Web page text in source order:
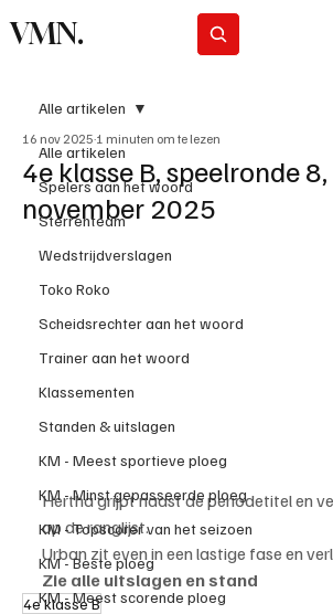
VMN.
Alle artikelen
Spelers aan het woord
Sterrenteam
Wedstrijdverslagen
Toko Roko
Scheidsrechter aan het woord
Trainer aan het woord
Klassementen
Standen & uitslagen
KM - Meest sportieve ploeg
KM - Minst gepasseerde ploeg
KM - Topscorer van het seizoen
KM - Beste ploeg
KM - Meest scorende ploeg
Alle artikelen
4e klasse B, speelronde
november 2025
16 nov 2025 1 minuten om te lezen
Hertha grijpt naast de periodetitel en
op de ranglijst.
Urban zit even in een lastige fase en
Zie alle uitslagen en stand
4e klasse B